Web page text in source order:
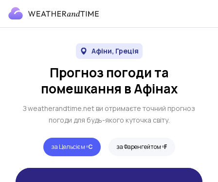
Афіни, Греція
Прогноз погоди та
помешкання в Афінах
З weatherandtime.net ви отримаєте точний прогноз
погоди для будь-якого куточка світу.
за Цельсієм ºC за Фаренгейтом ºF